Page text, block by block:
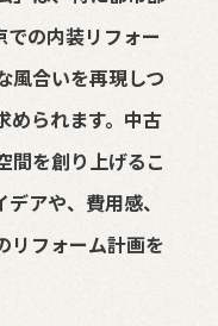
での内装リフォー
風合いを再現しつ
められます。中古
間を創り上げるこ
アや、費用感、
リフォーム計画を